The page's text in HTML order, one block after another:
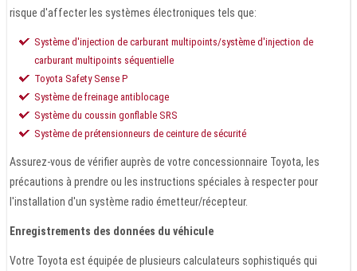
risque d'affecter les systèmes électroniques tels que:
Système d'injection de carburant multipoints/système d'injection de
carburant multipoints séquentielle
Toyota Safety Sense P
Système de freinage antiblocage
Système du coussin gonflable SRS
Système de prétensionneurs de ceinture de sécurité
Assurez-vous de vérifier auprès de votre concessionnaire Toyota, les
précautions à prendre ou les instructions spéciales à respecter pour
l'installation d'un système radio émetteur/récepteur.
Enregistrements des données du véhicule
Votre Toyota est équipée de plusieurs calculateurs sophistiqués qui